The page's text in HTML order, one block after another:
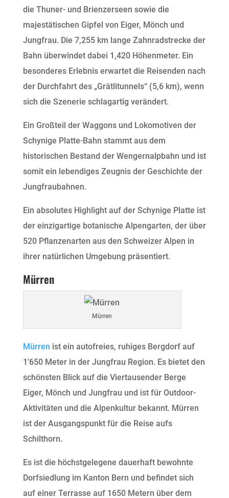
die Thuner- und Brienzerseen sowie die
majestätischen Gipfel von Eiger, Mönch und
Jungfrau. Die 7,255 km lange Zahnradstrecke der
Bahn überwindet dabei 1,420 Höhenmeter. Ein
besonderes Erlebnis erwartet die Reisenden nach
der Durchfahrt des „Grätlitunnels“ (5,6 km), wenn
sich die Szenerie schlagartig verändert.
Ein Großteil der Waggons und Lokomotiven der
Schynige Platte-Bahn stammt aus dem
historischen Bestand der Wengernalpbahn und ist
somit ein lebendiges Zeugnis der Geschichte der
Jungfraubahnen.
Ein absolutes Highlight auf der Schynige Platte ist
der einzigartige botanische Alpengarten, der über
520 Pflanzenarten aus den Schweizer Alpen in
ihrer natürlichen Umgebung präsentiert.
Mürren
Mürren
Mürren ist ein autofreies, ruhiges Bergdorf auf
1’650 Meter in der Jungfrau Region. Es bietet den
schönsten Blick auf die Viertausender Berge
Eiger, Mönch und Jungfrau und ist für Outdoor-
Aktivitäten und die Alpenkultur bekannt. Mürren
ist der Ausgangspunkt für die Reise aufs
Schilthorn.
Es ist die höchstgelegene dauerhaft bewohnte
Dorfsiedlung im Kanton Bern und befindet sich
auf einer Terrasse auf 1650 Metern über dem